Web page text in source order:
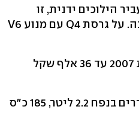
הילוכים ידנית, זו
האופציה שהיינו בוחרים בה. על גרסת Q4 עם מנוע V6
19 אלף שקל לשנת 2007 עד 36 אלף שקל
ליטר, 185 כ"ס